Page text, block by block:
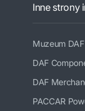
Inne strony
Muzeum DAF
DAF
DAF
PACCAR